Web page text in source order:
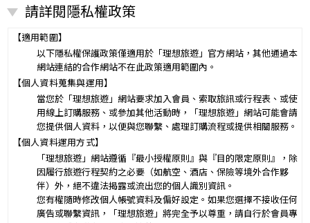
營業所：
甲乙雙方同意就本旅遊事項，依下列約定辦理。
第一條（國外旅遊之意義）
本契約所謂國外旅遊，係指到中華民國疆域以外其他國家或地區旅
遊。
赴中國大陸旅行者，準用本旅遊契約之約定。
第二條（適用之範圍及順序）
甲乙雙方關於本旅遊之權利義務，依本契約條款之約定定之；本契約
中未約定者，適用中華民國有關法令之規定。
第三條（旅遊團名稱、旅遊行程及廣告責任）
本旅遊團名稱為____________________
一、 旅遊地區（國家、城市或觀光地點）：________
二、
行程（啟程出發地點、回程之終止地點、日期、交通工具、住
宿旅館、餐飲、遊覽、安排購物行程及其所附隨之服務說
明）：_________
與本契約有關之附件、廣告、宣傳文件、行程表或說明會之說明內容
請詳閱隱私權政策
【適用範圍】
以下隱私權保護政策僅適用於「理想旅遊」官方網站，其他通過本
網站連結的合作網站不在此政策適用範圍內。
【個人資料蒐集與運用】
當您於「理想旅遊」網站要求加入會員、索取旅訊或行程表、或使
用線上訂購服務、或參加其他活動時，「理想旅遊」網站可能會請
您提供個人資料，以便與您聯繫、處理訂購流程或提供相關服務。
【個人資料運用方式】
「理想旅遊」網站遵循『最小授權原則』與『目的限定原則』，除
因履行旅遊行程契約之必要（如航空、酒店、保險等境外合作夥
伴）外，絕不違法揭露或流出您的個人識別資訊。
您有權隨時修改個人帳號資料及偏好設定。如果您選擇不接收任何
廣告或聯繫資訊，「理想旅遊」將完全予以尊重，請自行於會員專